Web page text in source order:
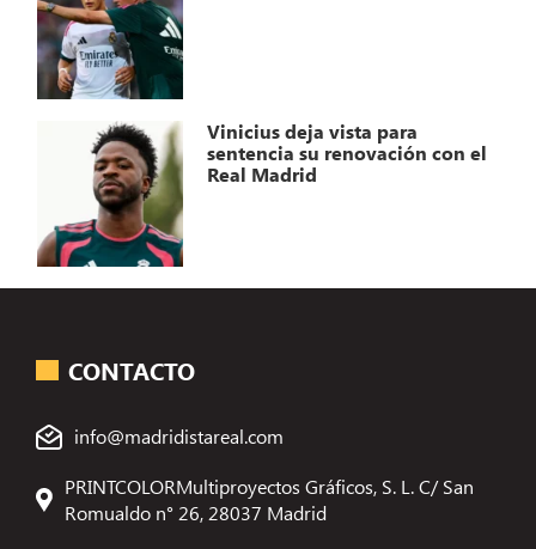
Vinicius deja vista para
sentencia su renovación con el
Real Madrid
CONTACTO
info@madridistareal.com
PRINTCOLORMultiproyectos Gráficos, S. L. C/ San
Romualdo n° 26, 28037 Madrid